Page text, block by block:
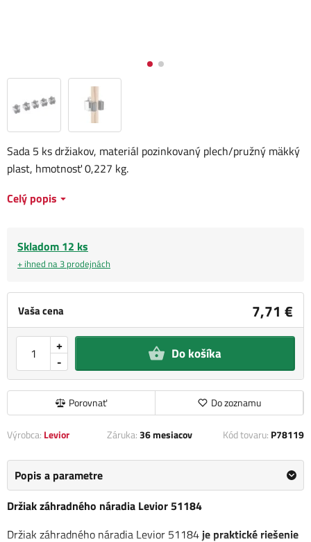
Vaša cena 7,71 €
-
+ Do košíka
Porovnať Do zoznamu
Sada 5 ks držiakov, materiál pozinkovaný plech/pružný mäkký
plast, hmotnosť 0,227 kg.
Celý popis
Skladom 12 ks
+ ihned na 3 prodejnách
Výrobca: Levior Záruka:36 mesiacov Kód tovaru: P78119
Popis a parametre
Držiak záhradného náradia Levior 51184
Držiak záhradného náradia Levior 51184 je praktické riešenie